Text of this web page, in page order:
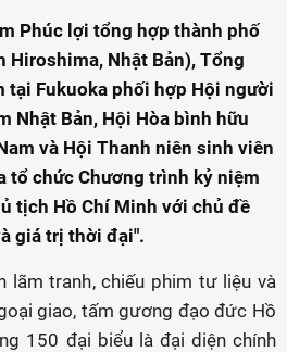
Phúc lợi tổng hợp thành phố
Nhật Bản), Tổng
tại Fukuoka phối hợp Hội người
Nhật Bản, Hội Hòa bình hữu
và Hội Thanh niên sinh viên
tổ chức Chương trình kỷ niệm
tịch Hồ Chí Minh với chủ đề
giá trị thời đại".
lãm tranh, chiếu phim tư liệu và
giao, tấm gương đạo đức Hồ
150 đại biểu là đại diện chính